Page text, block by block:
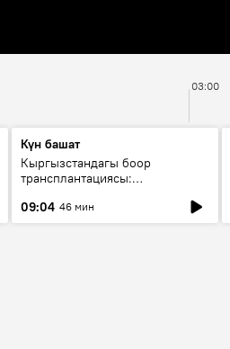
03:00
Күн башат
Кыргызстандагы боор
трансплантациясы:
келечеги
09:04 46 мин